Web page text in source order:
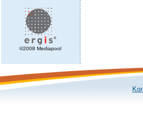
©2008 Mediapool